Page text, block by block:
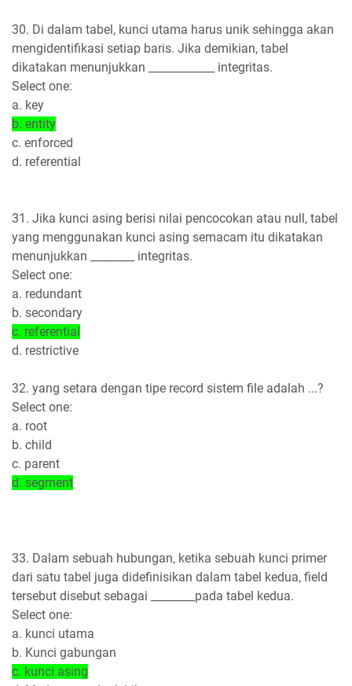
30. Di dalam tabel, kunci utama harus unik sehingga akan
mengidentifikasi setiap baris. Jika demikian, tabel
dikatakan menunjukkan ____________ integritas.
Select one:
a. key
b. entity
c. enforced
d. referential
31. Jika kunci asing berisi nilai pencocokan atau null, tabel
yang menggunakan kunci asing semacam itu dikatakan
menunjukkan ________ integritas.
Select one:
a. redundant
b. secondary
c. referential
d. restrictive
32. yang setara dengan tipe record sistem file adalah ...?
Select one:
a. root
b. child
c. parent
d. segment
33. Dalam sebuah hubungan, ketika sebuah kunci primer
dari satu tabel juga didefinisikan dalam tabel kedua, field
tersebut disebut sebagai ________pada tabel kedua.
Select one:
a. kunci utama
b. Kunci gabungan
c. kunci asing